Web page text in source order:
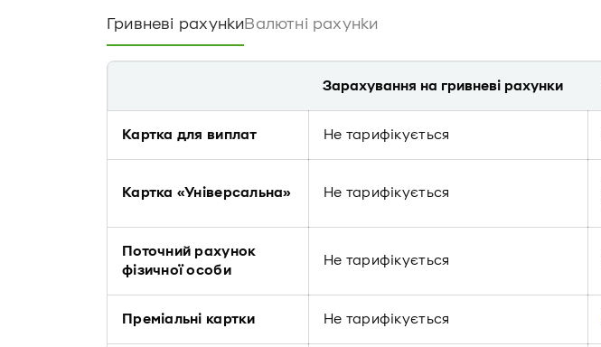
Гривневі рахункиВалютні рахунки
Зарахування на гривневі рахунки
Картка для виплат Не тарифікується
Картка «Універсальна» Не тарифікується
Поточний рахунок
фізичної особи
Не тарифікується
Преміальні картки Не тарифікується